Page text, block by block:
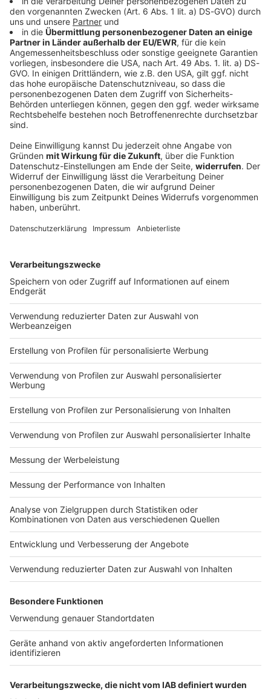
Unternehmen die Mitarbeitergesundheit
Die steigende Burnout-Gefahr unter Arbeitnehmern ist
nicht zu unterschätzen. Durch Flexibilität und
präventive Fürsorge kann eine Firma das
DEINE GEMERKTEN ARTIKEL
Du hast dir noch keine Artikel gemerkt
Markiere sie hierfür mit einem
Impressum
Nutzungsbedingungen
Jobs
Presse
Werben
Archiv
ANTENNE BAYERN GROUP
Stiftung ANTENNE BAYERN
hilft
Teilnahmebedingungen
Kontakt
Studio-Hotline
Verkehrs-Hotline
Newsletter